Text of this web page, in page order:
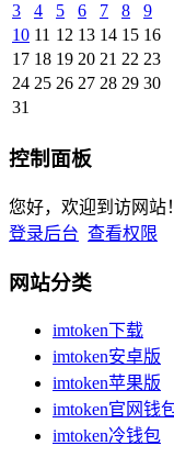
3
4 5 6 7 8
9
10 11 12 13 14 15 16
17 18 19 20 21 22 23
24 25 26 27 28 29 30
31
控制面板
您好，欢迎到访网站！
登录后台 查看权限
网站分类
imtoken下载
imtoken安卓版
imtoken苹果版
imtoken官网钱
imtoken冷钱包